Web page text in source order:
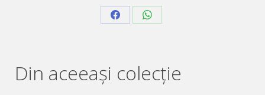
Share Share
Din aceeaşi colecție